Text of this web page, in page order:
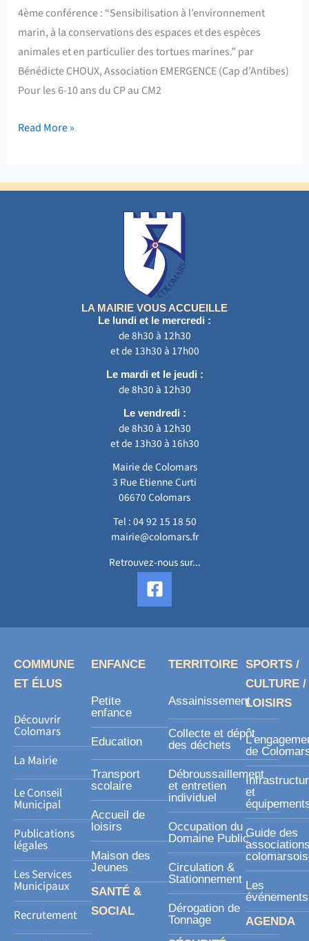
4ème conférence : “Sensibilisation à l’environnement
marin, à la conservations des espaces et des espèces
animales et en particulier des tortues marines.” par
Bénédicte CHOUX, Association EMERGENCE (Cap d’Antibes)
Pour les 6-10 ans du CP au CM2
Read More »
LA MAIRIE VOUS ACCUEILLE
Le lundi et le mercredi :
de 8h30 à 12h30
et de 13h30 à 17h00
Le mardi et le jeudi :
de 8h30 à 12h30
Le vendredi :
de 8h30 à 12h30
et de 13h30 à 16h30
Mairie de Colomars
3 Rue Etienne Curti
06670 Colomars
Tel :04 92 15 18 50
mairie@colomars.fr
Retrouvez-nous sur...
F
a
c
e
s
r
COMMUNE
ET ÉLUS
Découvrir
Colomars
La Mairie
Le Conseil
Municipal
Publications
légales
Les Services
Municipaux
Recrutement
ENFANCE
Petite
enfance
Education
Transport
scolaire
Accueil de
loisirs
Maison des
Jeunes
SANTÉ &
SOCIAL
TERRITOIRE
Assainissement
Collecte et dépôt
des déchets
Débroussaillement
et entretien
individuel
Occupation du
Domaine Public
Circulation &
Stationnement
Dérogation de
Tonnage
SPORTS /
CULTURE /
LOISIRS
de
et
Guide des
Les
événements
AGENDA